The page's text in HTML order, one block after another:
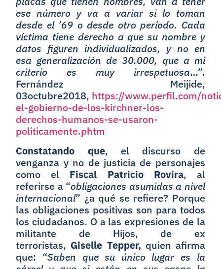
ese número y va a variar si lo toman
desde el ’69 o desde otro período. Cada
víctima tiene derecho a que su nombre y
datos figuren individualizados, y no en
esa generalización de 30.000, que a mi
criterio es muy irrespetuosa…”.
Fernández Meijide,
03octubre2018, https://www.perfil.com/
el-gobierno-de-los-kirchner-los-
derechos-humanos-se-usaron-
politicamente.phtm
Constatando que, el discurso de
venganza y no de justicia de personajes
como el Fiscal Patricio Rovira, al
referirse a “obligaciones asumidas a nivel
internacional” ¿a qué se refiere? Porque
las obligaciones positivas son para todos
los ciudadanos. O a las expresiones de la
militante de Hijos, de ex
terroristas, Giselle Tepper, quien afirma
que: “Saben que su único lugar es la